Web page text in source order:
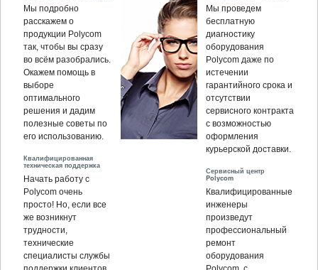
Мы подробно
расскажем о
продукции Polycom
так, чтобы вы сразу
во всём разобрались.
Окажем помощь в
выборе
оптимального
решения и дадим
полезные советы по
его использованию.
Квалифицированная
техническая поддержка
Начать работу с
Polycom очень
просто! Но, если все
же возникнут
трудности,
технические
специалисты службы
Мы проведем
бесплатную
диагностику
оборудования
Polycom даже по
истечении
гарантийного срока и
отсутствии
сервисного контракта
с возможностью
оформления
курьерской доставки.
Сервисный центр
Polycom
Квалифицированные
инженеры
произведут
профессиональный
ремонт
оборудования